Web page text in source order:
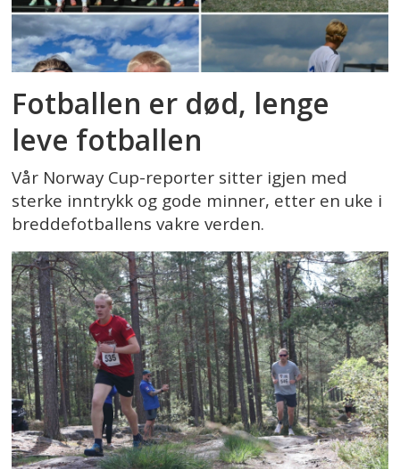
Fotballen er død, lenge
leve fotballen
Vår Norway Cup-reporter sitter igjen med
sterke inntrykk og gode minner, etter en uke i
breddefotballens vakre verden.